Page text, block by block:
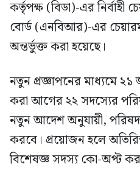
কর্তৃপক্ষ (বিডা)-এর নির্বাহী
বোর্ড (এনবিআর)-এর
অন্তর্ভুক্ত করা হয়েছে।
নতুন প্রজ্ঞাপনের মাধ্যমে
করা আগের ২২ সদস্যের
নতুন আদেশ অনুযায়ী,
করবে। প্রয়োজন হলে
বিশেষজ্ঞ সদস্য কো-অপ্ট